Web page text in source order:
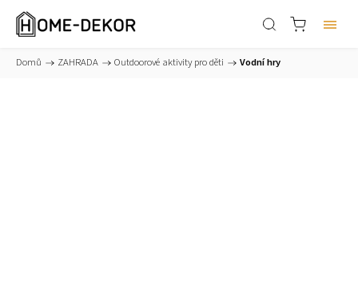
Domů / ZAHRADA / Outdoorové aktivity pro děti / Vodní hry